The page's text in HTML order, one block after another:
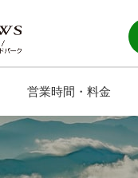
営業時間・料金